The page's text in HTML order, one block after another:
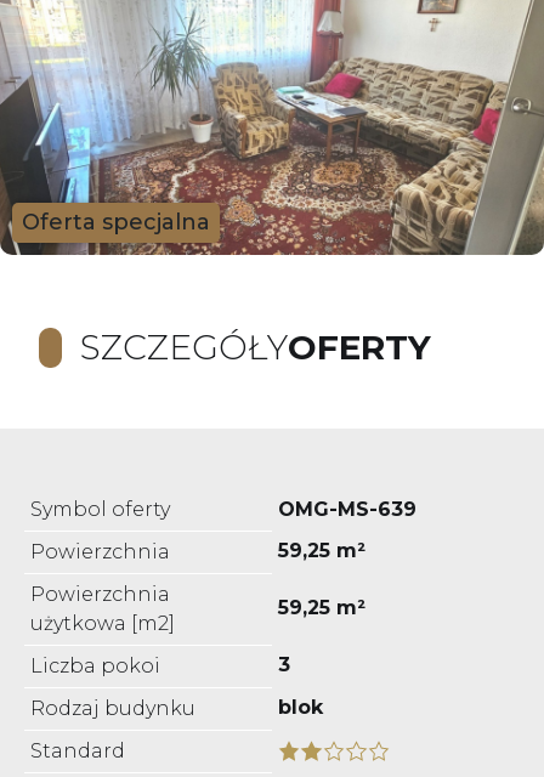
Oferta specjalna
SZCZEGÓŁYOFERTY
Symbol oferty
OMG-MS-639
Powierzchnia
59,25 m²
Powierzchnia
użytkowa [m2]
59,25 m²
Liczba pokoi
3
Rodzaj budynku
blok
Standard